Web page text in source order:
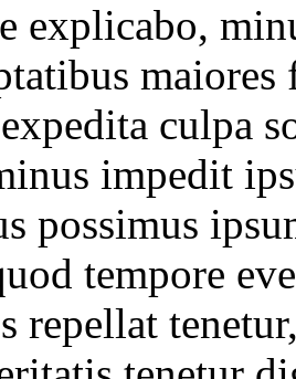
explicabo,
culpa
impedit
possimus
tempore
repellat